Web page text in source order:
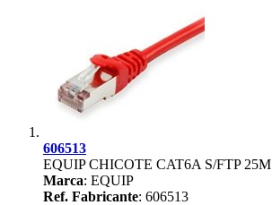
606513
EQUIP CHICOTE CAT6A S/FTP
Marca: EQUIP
Ref. Fabricante: 606513